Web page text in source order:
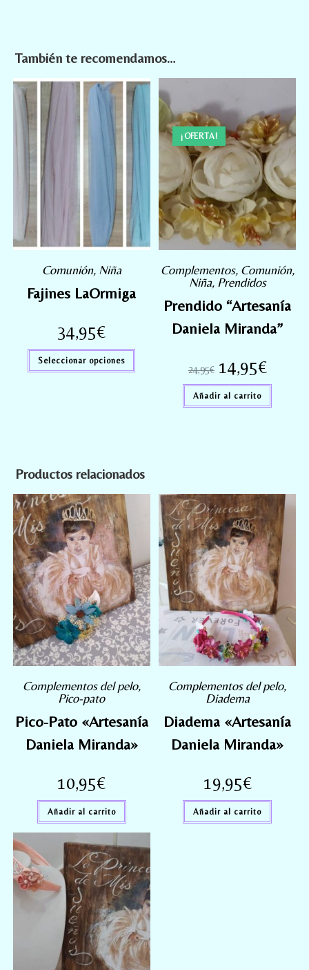
También te recomendamos…
Comunión, Niña
Fajines LaOrmiga
34,95€
Seleccionar opciones
¡OFERTA!
Complementos, Comunión,
Niña, Prendidos
Prendido “Artesanía
Daniela Miranda”
24,95€ 14,95€
Añadir al carrito
Productos relacionados
Complementos del pelo,
Pico-pato
Pico-Pato «Artesanía
Daniela Miranda»
10,95€
Añadir al carrito
Complementos del pelo,
Diadema
Diadema «Artesanía
Daniela Miranda»
19,95€
Añadir al carrito